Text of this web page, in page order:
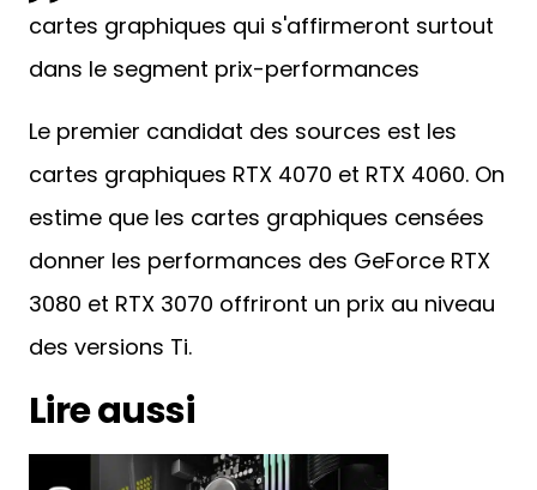
cartes graphiques qui s'affirmeront surtout
dans le segment prix-performances
Le premier candidat des sources est les
cartes graphiques RTX 4070 et RTX 4060. On
estime que les cartes graphiques censées
donner les performances des GeForce RTX
3080 et RTX 3070 offriront un prix au niveau
des versions Ti.
Lire aussi